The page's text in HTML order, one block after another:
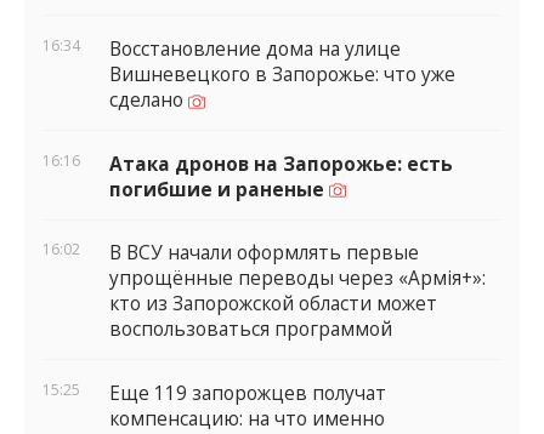
16:34
Восстановление дома на улице
Вишневецкого в Запорожье: что уже
сделано
16:16
Атака дронов на Запорожье: есть
погибшие и раненые
16:02
В ВСУ начали оформлять первые
упрощённые переводы через «Армія+»:
кто из Запорожской области может
воспользоваться программой
15:25
Еще 119 запорожцев получат
компенсацию: на что именно